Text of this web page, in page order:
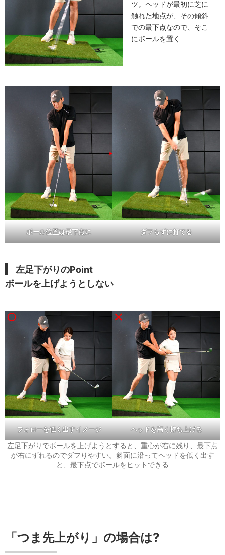
ツ。ヘッドが最初に芝に
触れた地点が、その傾斜
での最下点なので、そこ
にボールを置く
ボール位置は最下点に ダフらずに打てる
左足下がりのPoint
ボールを上げようとしない
フォローを低く出すイメージ ヘッドを高く持ち上げる
左足下がりでボールを上げようとすると、重心が右に残り、最下点
が右にずれるのでダフりやすい。斜面に沿ってヘッドを低く出す
と、最下点でボールをヒットできる
「つま先上がり」の場合は?